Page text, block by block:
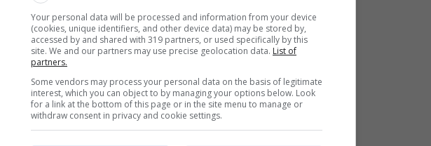
Your personal data will be processed and information from your device
(cookies, unique identifiers, and other device data) may be stored by,
accessed by and shared with 319 partners, or used specifically by this
site. We and our partners may use precise geolocation data. List of
partners.
Some vendors may process your personal data on the basis of legitimate
interest, which you can object to by managing your options below. Look
for a link at the bottom of this page or in the site menu to manage or
withdraw consent in privacy and cookie settings.